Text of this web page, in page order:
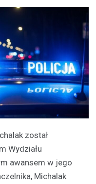
został
Wydziału
awansem w jego
Michalak